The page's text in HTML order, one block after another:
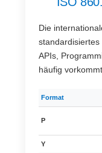
Die
APIs,
häufig
Format
P
Y